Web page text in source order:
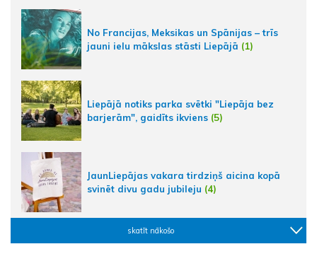
No Francijas, Meksikas un Spānijas – trīs
jauni ielu mākslas stāsti Liepājā (1)
Liepājā notiks parka svētki "Liepāja bez
barjerām", gaidīts ikviens (5)
JaunLiepājas vakara tirdziņš aicina kopā
svinēt divu gadu jubileju (4)
skatīt nākošo